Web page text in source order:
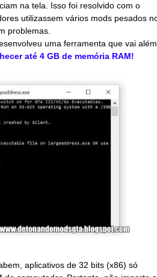
na tela. Isso foi resolvido com o
utilizassem vários mods pesados
problemas.
uma ferramenta que vai
até 4 GB de memória RAM!
aplicativos de 32 bits (x86) só